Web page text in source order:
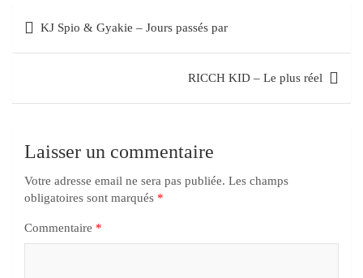
KJ Spio & Gyakie – Jours passés par
RICCH KID – Le plus réel
Laisser un commentaire
Votre adresse email ne sera pas publiée. Les champs
obligatoires sont marqués *
Commentaire *